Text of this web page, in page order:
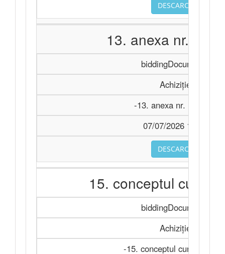
DESCARCA
13. anexa nr.
biddingDocuments
Achiziție
-13. anexa nr. 14.docx
07/07/2026 11:28
DESCARCA
15. conceptul
biddingDocuments
Achiziție
-15. conceptul